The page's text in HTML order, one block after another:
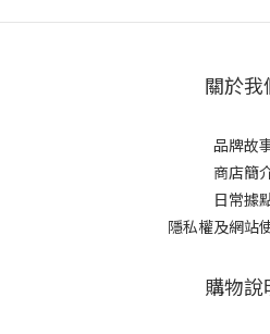
關於我
品牌故
商店簡
日常據
隱私權及網站
購物說